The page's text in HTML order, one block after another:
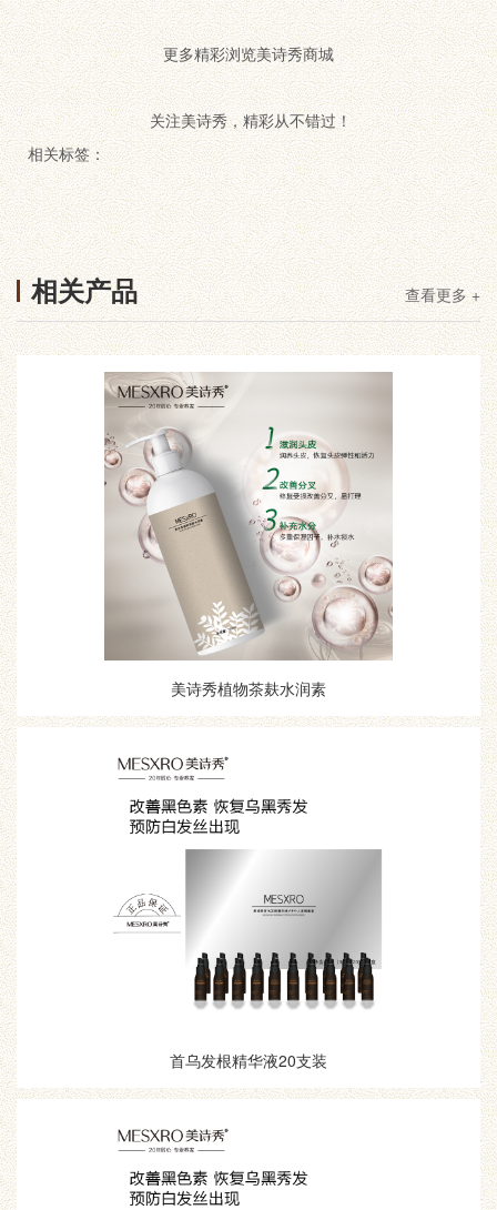
更多精彩浏览美诗秀商城
关注美诗秀，精彩从不错过！
相关标签：
相关产品 查看更多 +
美诗秀植物茶麸水润素
首乌发根精华液20支装